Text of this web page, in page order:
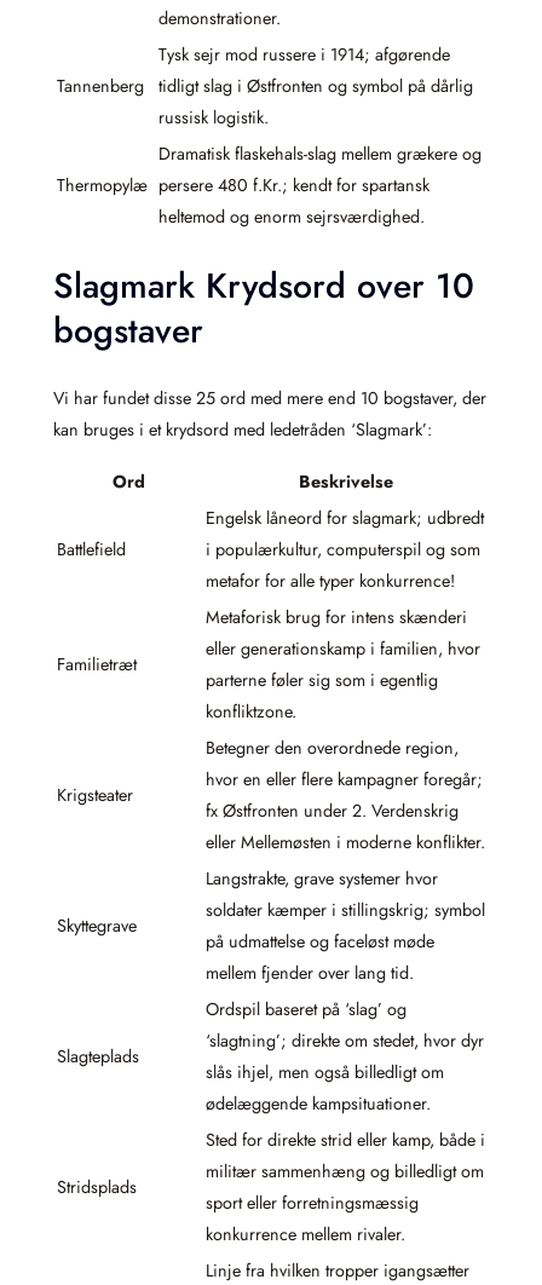
demonstrationer.
Tannenberg
Tysk sejr mod russere i 1914; afgørende
tidligt slag i Østfronten og symbol på dårlig
russisk logistik.
Thermopylæ
Dramatisk flaskehals-slag mellem grækere og
persere 480 f.Kr.; kendt for spartansk
heltemod og enorm sejrsværdighed.
Slagmark Krydsord over 10
bogstaver
Vi har fundet disse 25 ord med mere end 10 bogstaver, der
kan bruges i et krydsord med ledetråden ‘Slagmark’:
Ord Beskrivelse
Battlefield
Engelsk låneord for slagmark; udbredt
i populærkultur, computerspil og som
metafor for alle typer konkurrence!
Familietræt
Metaforisk brug for intens skænderi
eller generationskamp i familien, hvor
parterne føler sig som i egentlig
konfliktzone.
Krigsteater
Betegner den overordnede region,
hvor en eller flere kampagner foregår;
fx Østfronten under 2. Verdenskrig
eller Mellemøsten i moderne konflikter.
Skyttegrave
Langstrakte, grave systemer hvor
soldater kæmper i stillingskrig; symbol
på udmattelse og faceløst møde
mellem fjender over lang tid.
Slagteplads
Ordspil baseret på ‘slag’ og
‘slagtning’; direkte om stedet, hvor dyr
slås ihjel, men også billedligt om
ødelæggende kampsituationer.
Stridsplads
Sted for direkte strid eller kamp, både i
militær sammenhæng og billedligt om
sport eller forretningsmæssig
konkurrence mellem rivaler.
Linje fra hvilken tropper igangsætter